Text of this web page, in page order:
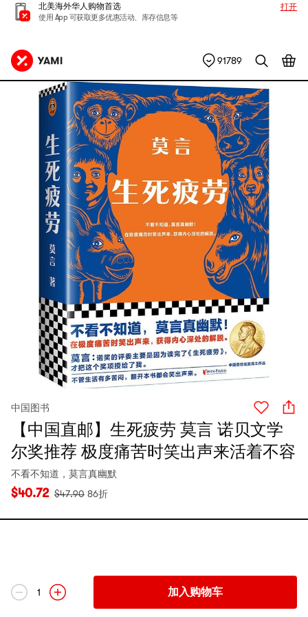
北美海外华人购物首选
使用 App 可获取更多优惠活动、库存信息等
打开
91789
中国图书
【中国直邮】生死疲劳 莫言 诺贝文学
尔奖推荐 极度痛苦时笑出声来活着不容
不看不知道，莫言真幽默
$40.72 $47.90 86折
1 加入购物车